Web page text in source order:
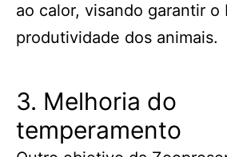
ao calor, visando garantir o
produtividade dos animais.
3. Melhoria do
temperamento